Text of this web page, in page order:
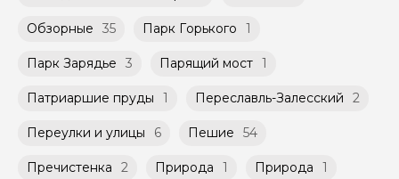
Обзорные 35 Парк Горького 1
Парк Зарядье 3 Парящий мост 1
Патриаршие пруды 1 Переславль-Залесский 2
Переулки и улицы 6 Пешие 54
Пречистенка 2 Природа 1 Природа 1